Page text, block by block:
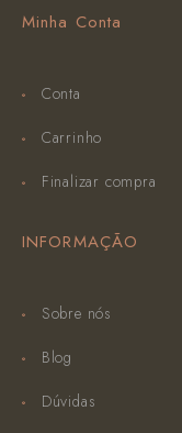
Minha Conta
Conta
Carrinho
Finalizar compra
INFORMAÇÃO
Sobre nós
Blog
Dúvidas